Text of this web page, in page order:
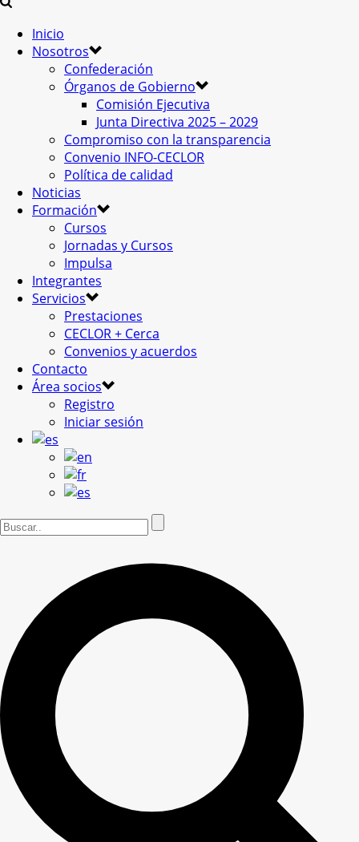
Inicio
Nosotros
Confederación
Órganos de Gobierno
Comisión Ejecutiva
Junta Directiva 2025 – 2029
Compromiso con la transparencia
Convenio INFO-CECLOR
Política de calidad
Noticias
Formación
Cursos
Jornadas y Cursos
Impulsa
Integrantes
Servicios
Prestaciones
CECLOR + Cerca
Convenios y acuerdos
Contacto
Área socios
Registro
Iniciar sesión